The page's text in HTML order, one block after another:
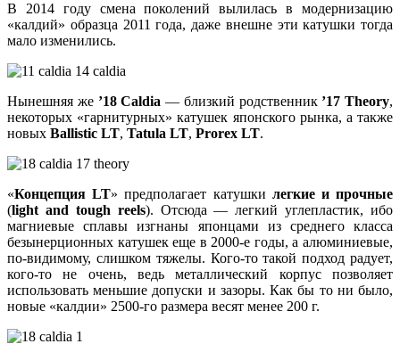
В 2014 году смена поколений вылилась в модернизацию
«калдий» образца 2011 года, даже внешне эти катушки тогда
мало изменились.
Нынешняя же ’18 Caldia — близкий родственник ’17 Theory,
некоторых «гарнитурных» катушек японского рынка, а также
новых Ballistic LT, Tatula LT, Prorex LT.
«Концепция LT» предполагает катушки легкие и прочные
(light and tough reels). Отсюда — легкий углепластик, ибо
магниевые сплавы изгнаны японцами из среднего класса
безынерционных катушек еще в 2000-е годы, а алюминиевые,
по-видимому, слишком тяжелы. Кого-то такой подход радует,
кого-то не очень, ведь металлический корпус позволяет
использовать меньшие допуски и зазоры. Как бы то ни было,
новые «калдии» 2500-го размера весят менее 200 г.